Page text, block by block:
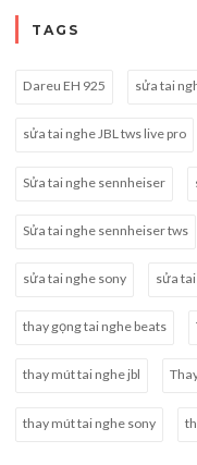
TAGS
Dareu EH 925 sửa tai
sửa tai nghe JBL tws live pro
Sửa tai nghe sennheiser
Sửa tai nghe sennheiser tws
sửa tai nghe sony sửa
thay gọng tai nghe beats
thay mút tai nghe jbl
thay mút tai nghe sony